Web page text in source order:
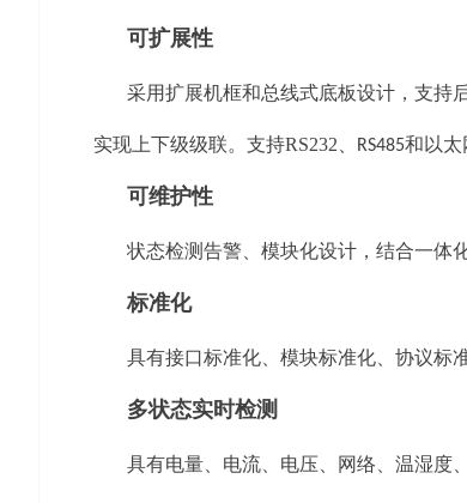
可扩展性
采用扩展机框和总线式底板设计，支持
实现上下级级联。支持RS232 RS485和以太
可维护性
状态检测告警、模块化设计，结合一体
标准化
具有接口标准化、模块标准化、协议标
多状态实时检测
具有电量、电流、电压、网络、温湿度